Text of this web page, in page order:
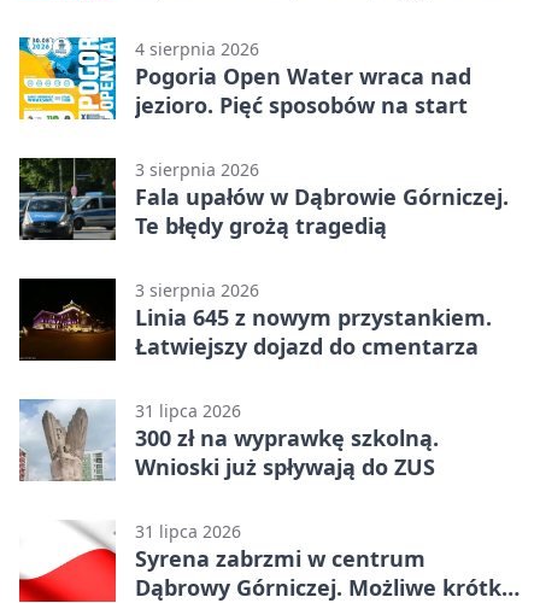
4 sierpnia 2026
Pogoria Open Water wraca nad
jezioro. Pięć sposobów na start
3 sierpnia 2026
Fala upałów w Dąbrowie Górniczej.
Te błędy grożą tragedią
3 sierpnia 2026
Linia 645 z nowym przystankiem.
Łatwiejszy dojazd do cmentarza
31 lipca 2026
300 zł na wyprawkę szkolną.
Wnioski już spływają do ZUS
31 lipca 2026
Syrena zabrzmi w centrum
Dąbrowy Górniczej. Możliwe krótkie